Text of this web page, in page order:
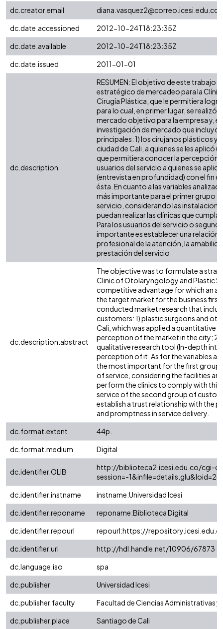
dc.creator.email
diana.vasquez2@correo.icesi.edu.co
dc.date.accessioned
2012-10-24T18:23:35Z
dc.date.available
2012-10-24T18:23:35Z
dc.date.issued
2011-01-01
dc.description
RESUMEN: El objetivo de este trabajo
estratégico de mercadeo para la
Cirugía Plástica, que le permitiera
para lo cual, en primer lugar, se realizó
mercado objetivo para la empresa y,
investigación de mercado que incluyó
principales: 1) los cirujanos plásticos
ciudad de Cali, a quienes se les aplicó
que permitiera conocer la percepción
usuarios del servicio a quienes se
(entrevista en profundidad) con el fin
ésta. En cuanto a las variables
más importante para el primer grupo
servicio, considerando las
puedan realizar las clínicas que
Para los usuarios del servicio o
importante es establecer una relación
profesional de la atención, la
prestación del servicio
dc.description.abstract
The objective was to formulate a
Clinic of Otolaryngology and Plastic
competitive advantage for which an
the target market for the business first
conducted market research that
customers: 1) plastic surgeons and
Cali, which was applied a quantitative
perception of the market in the city; 2)
qualitative research tool (In-depth
perception of it. As for the variables
the most important for the first group
of service, considering the facilities
perform the clinics to comply with this
service of the second group of
establish a trust relationship with the
and promptness in service delivery.
dc.format.extent
44p.
dc.format.medium
Digital
dc.identifier.OLIB
http://biblioteca2.icesi.edu.co/cgi-
session=-
dc.identifier.instname
instname:Universidad Icesi
dc.identifier.reponame
reponame:Biblioteca Digital
dc.identifier.repourl
repourl:https://
dc.identifier.uri
http://hdl.handle.net/10906/67873
dc.language.iso
spa
dc.publisher
Universidad Icesi
dc.publisher.faculty
Facultad de Ciencias Administrativas
dc.publisher.place
Santiago de Cali